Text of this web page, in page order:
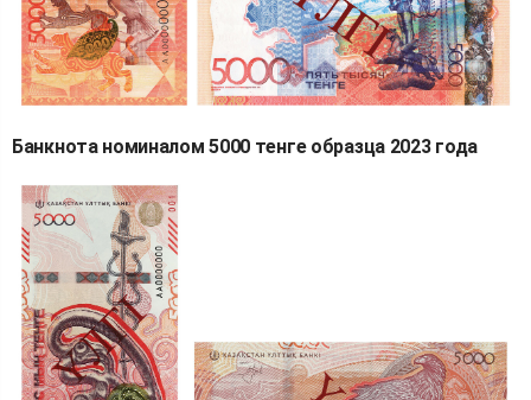
Банкнота номиналом 5000 тенге образца 2023 года